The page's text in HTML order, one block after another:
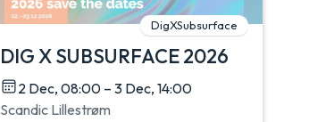
DigXSubsurface
DIG X SUBSURFACE 2026
2 Dec, 08:00 – 3 Dec, 14:00
Scandic Lillestrøm